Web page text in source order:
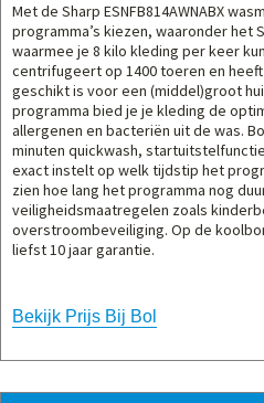
Met de Sharp ESNFB814AWNABX
programma’s kiezen, waaronder het
waarmee je 8 kilo kleding per keer
centrifugeert op 1400 toeren en
geschikt is voor een (middel)groot
programma bied je je kleding de
allergenen en bacteriën uit de was.
minuten quickwash,
exact instelt op welk tijdstip het
zien hoe lang het programma nog
veiligheidsmaatregelen zoals
overstroombeveiliging. Op de
liefst 10 jaar garantie.
Bekijk Prijs Bij Bol